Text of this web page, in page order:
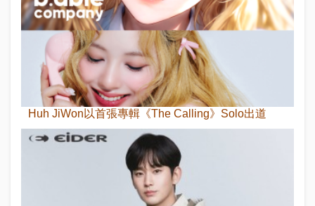
Huh JiWon以首張專輯《The Calling》Solo出道